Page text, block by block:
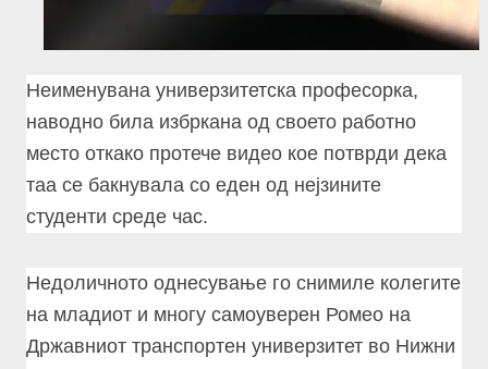
Неименувана универзитетска професорка,
наводно била избркана од своето работно
место откако протече видео кое потврди дека
таа се бакнувала со еден од нејзините
студенти среде час.
Недоличното однесување го снимиле колегите
на младиот и многу самоуверен Ромео на
Државниот транспортен универзитет во Нижни